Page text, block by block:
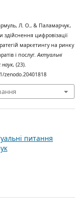
Л. О., & Паламарчук,
цифровізації
маркетингу на ринку
і послуг.Актуальні
наук, (23).
zenodo.20401818
питання